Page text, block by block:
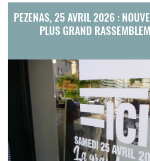
PEZENAS, 25 AVRIL 2026 :
PLUS GRAND